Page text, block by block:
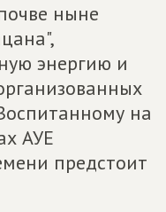
ныне
энергию и
на
АУЕ
предстоит